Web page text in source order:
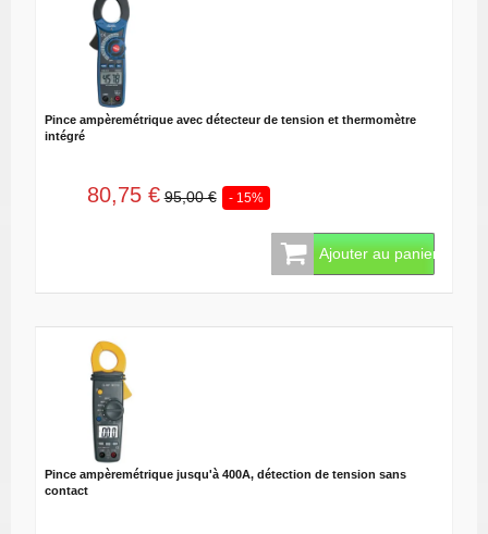
Pince ampèremétrique avec détecteur de tension et thermomètre
intégré
80,75 € 95,00 € - 15%
Ajouter au panier
Pince ampèremétrique jusqu'à 400A, détection de tension sans
contact